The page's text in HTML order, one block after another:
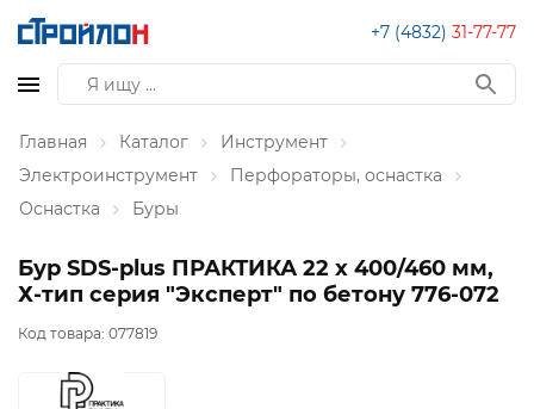
+7 (4832) 31-77-77
Главная Каталог
Инструмент
Электроинструмент
Перфораторы, оснастка
Оснастка
Буры
Бур SDS-plus ПРАКТИКА 22 х 400/460 мм,
Х-тип серия "Эксперт" по бетону 776-072
Код товара: 077819